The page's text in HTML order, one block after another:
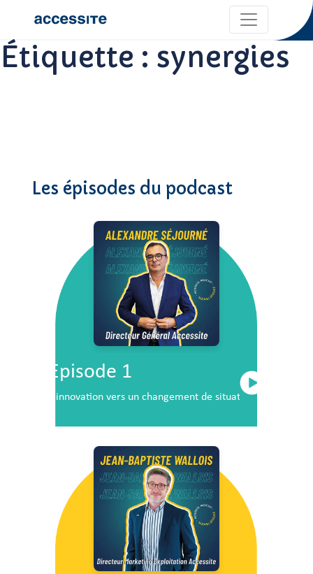
Étiquette : synergies
Les épisodes du podcast
Episode 1
L’innovation vers un changement de situation